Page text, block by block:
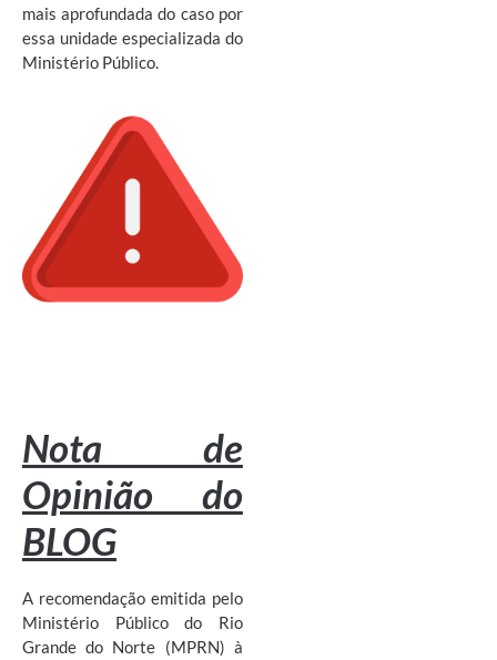
mais aprofundada do caso por
essa unidade especializada do
Ministério Público.
Nota de
Opinião do
BLOG
A recomendação emitida pelo
Ministério Público do Rio
Grande do Norte (MPRN) à